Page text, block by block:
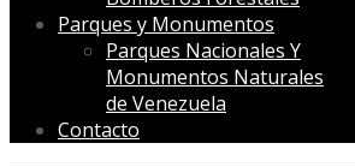
Parques y Monumentos
Parques Nacionales Y
Monumentos Naturales
de Venezuela
Contacto